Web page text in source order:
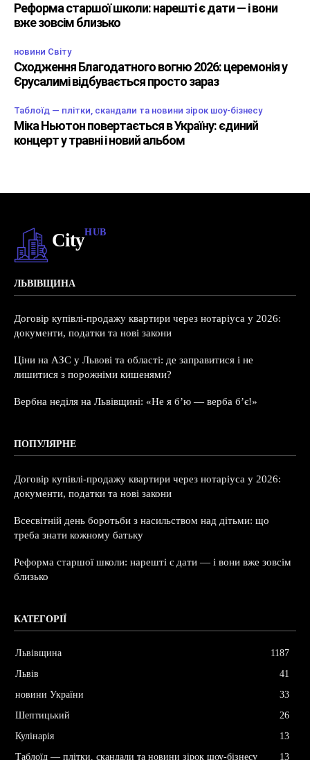
Реформа старшої школи: нарешті є дати — і вони
вже зовсім близько
новини Світу
Сходження Благодатного вогню 2026: церемонія у
Єрусалимі відбувається просто зараз
Таблоїд — плітки, скандали та новини зірок шоу-бізнесу
Міка Ньютон повертається в Україну: єдиний
концерт у травні і новий альбом
CityHUB
ЛЬВІВЩИНА
Договір купівлі-продажу квартири через нотаріуса у 2026:
документи, податки та нові закони
Ціни на АЗС у Львові та області: де заправитися і не
лишитися з порожніми кишенями?
Вербна неділя на Львівщині: «Не я б’ю — верба б’є!»
ПОПУЛЯРНЕ
Договір купівлі-продажу квартири через нотаріуса у 2026:
документи, податки та нові закони
Всесвітній день боротьби з насильством над дітьми: що
треба знати кожному батьку
Реформа старшої школи: нарешті є дати — і вони вже зовсім
близько
КАТЕГОРІЇ
Львівщина
1187
Львів
41
новини України
33
Шептицький
26
Кулінарія
13
Таблоїд — плітки, скандали та новини зірок шоу-бізнесу
13